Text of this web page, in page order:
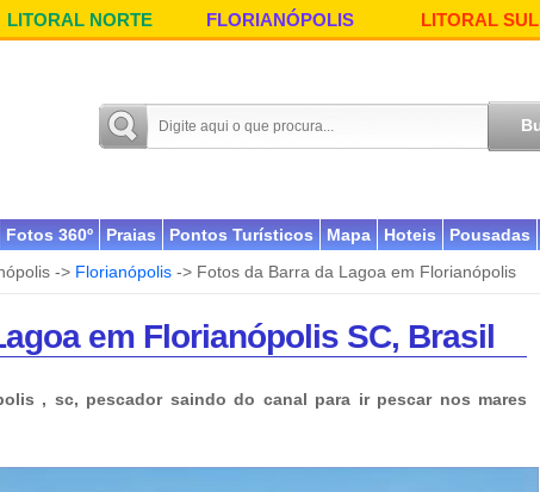
LITORAL NORTE FLORIANÓPOLIS LITORAL SUL
Fotos 360º Praias Pontos Turísticos Mapa Hoteis Pousadas
-> Florianópolis -> Fotos da Barra da Lagoa em Florianópolis
em Florianópolis SC, Brasil
, sc, pescador saindo do canal para ir pescar nos mares